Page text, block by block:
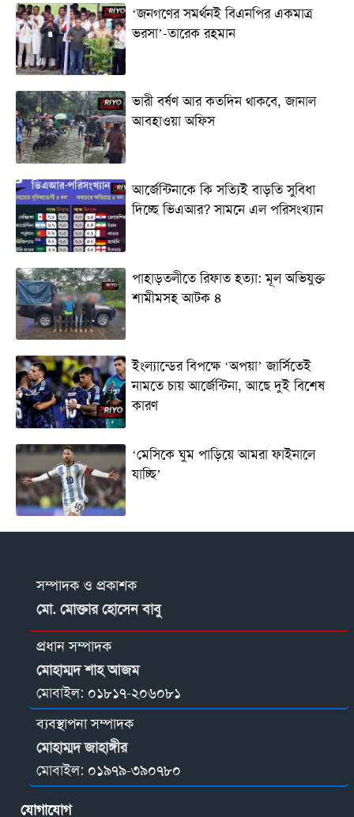
‘জনগণের সমর্থনই বিএনপির একমাত্র
ভরসা’-তারেক রহমান
ভারী বর্ষণ আর কতদিন থাকবে, জানাল
আবহাওয়া অফিস
আর্জেন্টিনাকে কি সত্যিই বাড়তি সুবিধা
দিচ্ছে ভিএআর? সামনে এল পরিসংখ্যান
পাহাড়তলীতে রিফাত হত্যা: মূল অভিযুক্ত
শামীমসহ আটক ৪
ইংল্যান্ডের বিপক্ষে ‘অপয়া’ জার্সিতেই
নামতে চায় আর্জেন্টিনা, আছে দুই বিশেষ
কারণ
‘মেসিকে ঘুম পাড়িয়ে আমরা ফাইনালে
যাচ্ছি’
সম্পাদক ও প্রকাশক
মো. মোক্তার হোসেন বাবু
প্রধান সম্পাদক
মোহাম্মদ শাহ আজম
মোবাইল: ০১৮১৭-২০৬০৮১
ব্যবস্থাপনা সম্পাদক
মোহাম্মদ জাহাঙ্গীর
মোবাইল: ০১৯৭৯-৩৯০৭৮০
যোগাযোগ